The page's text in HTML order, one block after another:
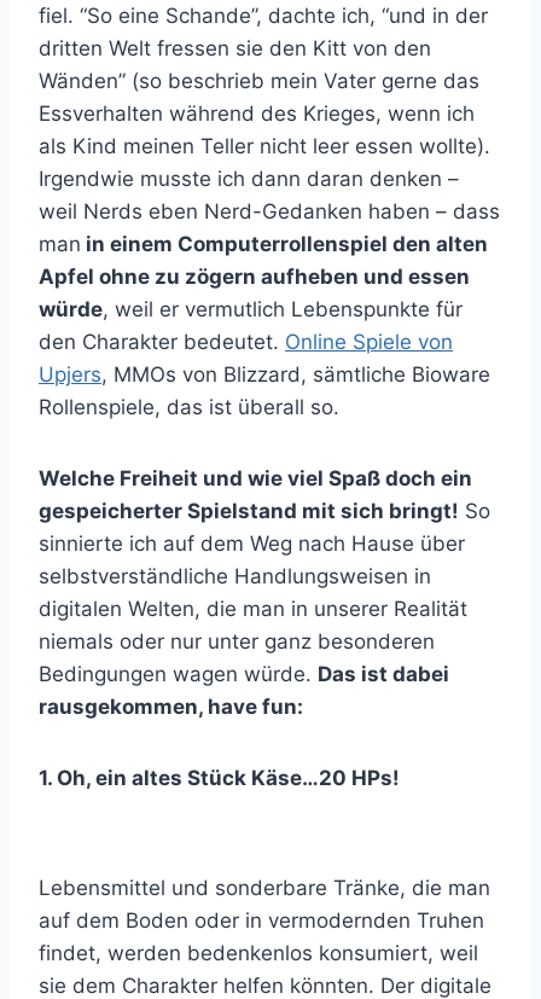
fiel. “So eine Schande”, dachte ich, “und in der
dritten Welt fressen sie den Kitt von den
Wänden” (so beschrieb mein Vater gerne das
Essverhalten während des Krieges, wenn ich
als Kind meinen Teller nicht leer essen wollte).
Irgendwie musste ich dann daran denken –
weil Nerds eben Nerd-Gedanken haben – dass
man in einem Computerrollenspiel den alten
Apfel ohne zu zögern aufheben und essen
würde, weil er vermutlich Lebenspunkte für
den Charakter bedeutet. Online Spiele von
Upjers, MMOs von Blizzard, sämtliche Bioware
Rollenspiele, das ist überall so.
Welche Freiheit und wie viel Spaß doch ein
gespeicherter Spielstand mit sich bringt! So
sinnierte ich auf dem Weg nach Hause über
selbstverständliche Handlungsweisen in
digitalen Welten, die man in unserer Realität
niemals oder nur unter ganz besonderen
Bedingungen wagen würde. Das ist dabei
rausgekommen, have fun:
1. Oh, ein altes Stück Käse…20 HPs!
Lebensmittel und sonderbare Tränke, die man
auf dem Boden oder in vermodernden Truhen
findet, werden bedenkenlos konsumiert, weil
sie dem Charakter helfen könnten. Der digitale